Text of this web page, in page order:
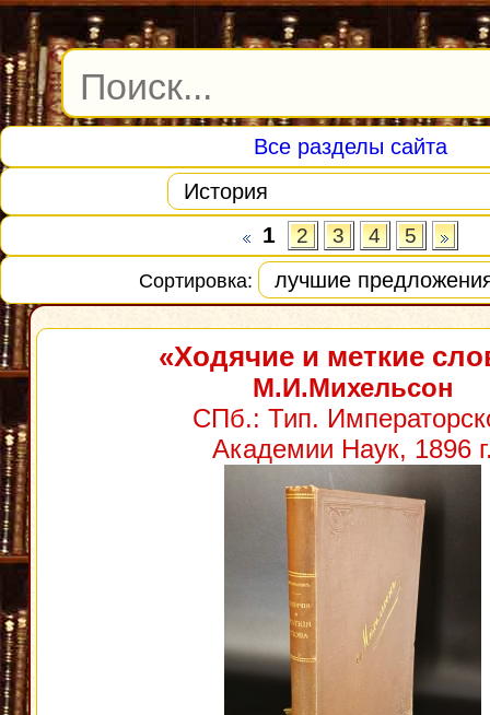
Все разделы сайта
1 2 3 4 5
Сортировка:
«Ходячие и меткие
М.И.Михельсон
СПб.: Тип.
Академии Наук, 1896